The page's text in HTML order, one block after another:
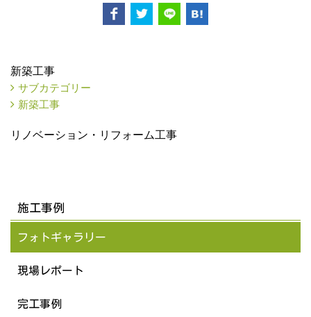
新築工事
サブカテゴリー
新築工事
リノベーション・リフォーム工事
施工事例
フォトギャラリー
現場レポート
完工事例